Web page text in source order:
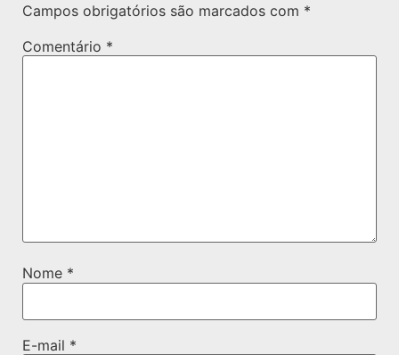
Campos obrigatórios são marcados com *
Comentário *
Nome *
E-mail *